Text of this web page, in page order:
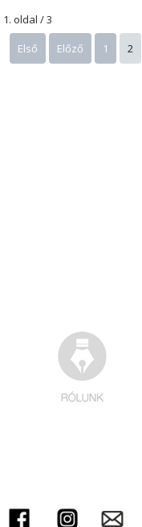
1. oldal / 3
Első
Előző 1 2